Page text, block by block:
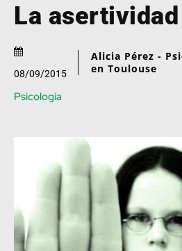
La asertividad
08/09/2015
Alicia Pérez -
en Toulouse
Psicología